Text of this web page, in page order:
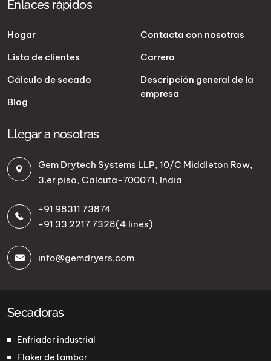
Enlaces rápidos
Hogar
Lista de clientes
Cálculo de secado
Blog
Contacta con nosotras
Carrera
Descripción general de la
empresa
Llegar a nosotras
Gem Drytech Systems LLP, 10/C Middleton Row,
3.er piso, Calcuta-700071, India
+91 98311 73874
+91 33 2217 7328(4 lines)
info@gemdryers.com
Secadoras
Enfriador industrial
Flaker de tambor